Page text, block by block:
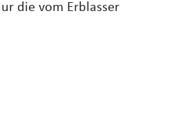
die vom Erblasser